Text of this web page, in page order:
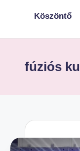
Köszöntő
fúziós